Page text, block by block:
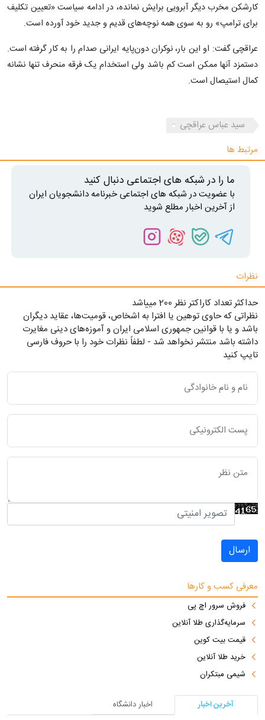
کارشکن مخرب دیگر آبرویی برایش نمانده، در ادامه سیاست «تعیین تکلیف
برای ترامپ» رو به سوی همه نوچه‌های قدیم و جدید خود آورده است.
عراقچی گفت: او این بار، نوکران دون‌پایه ایرانی صدام را به کار گرفته است.
دستمزد آنها ممکن است کم باشد ولی استخدام یک فرقه منحرف تنها نشانه
کمال استیصال است.
سید عباس عراقچی
مرتبط ها
ما را در شبکه های اجتماعی دنبال کنید
با عضویت در شبکه های اجتماعی خبرنامه دانشجویان ایران
از آخرین اخبار مطلع شوید
نظرات
حداکثر تعداد کاراکتر نظر 200 ميياشد
نظراتی که حاوی توهین یا افترا به اشخاص، قومیت‌ها، عقاید دیگران
باشد و یا با قوانین جمهوری اسلامی ایران و آموزه‌های دینی مغایرت
داشته باشد منتشر نخواهد شد - لطفاً نظرات خود را با حروف فارسی
تایپ کنید
ارسال
معرفی کسب و کارها
فروش سرور اچ پی
سرمایه‌گذاری طلا آنلاین
قیمت بیت کوین
خرید طلا آنلاین
شیمی مبتکران
آخرین اخبار
اخبار دانشگاه